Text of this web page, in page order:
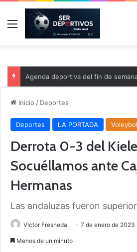
Menú
Agenda deportiva del fin de
Inicio / Deportes
Deportes LA PORTADA Voleybol
Derrota 0-3 del Kiele
Socuéllamos ante
Hermanas
Las andaluzas fueron
Victor Fresneda 7 de enero de 2023
Menos de un minuto